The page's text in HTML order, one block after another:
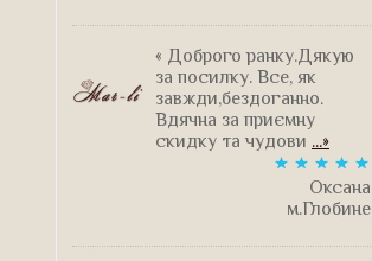
« Доброго ранку.Дякую
за посилку. Все, як
завжди,бездоганно.
Вдячна за приємну
скидку та чудови ...»
Оксана
м.Глобине